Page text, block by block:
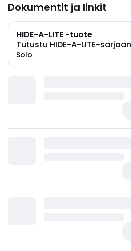
Dokumentit ja linkit
HIDE-A-LITE -tuote
Tutustu HIDE-A-LITE-sarjaan
Solo